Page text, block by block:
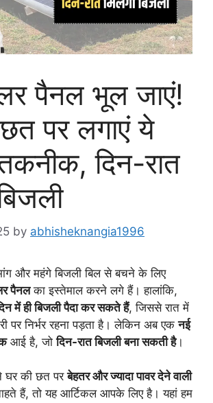
पैनल भूल जाएं!
पर लगाएं ये
दिन-रात
by abhisheknangia1996
और महंगे बिजली बिल से बचने के लिए
पैनलका इस्तेमाल करने लगे हैं। हालांकि,
में ही बिजली पैदा कर सकते हैं, जिससे रात में
पर निर्भर रहना पड़ता है। लेकिन अब एकनई
आई है, जोदिन-रात बिजली बना सकती है।
घर की छत परबेहतर और ज्यादा पावर देने वाली
हैं, तो यह आर्टिकल आपके लिए है। यहां हम